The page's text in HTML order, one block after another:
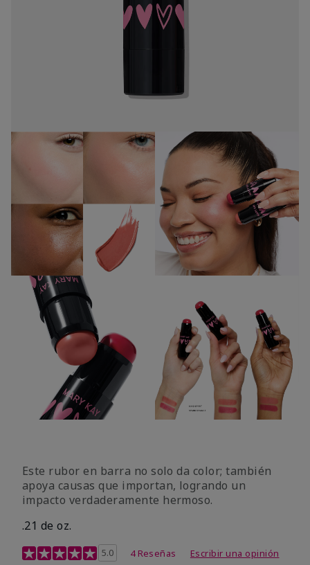
Este rubor en barra no solo da color; también
apoya causas que importan, logrando un
impacto verdaderamente hermoso.
.21 de oz.
Calificación de clientes de 3,1 de 5
5.0 4 Reseñas Escribir una opinión